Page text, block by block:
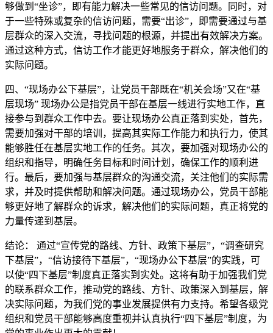
够做到“坐诊”，即有能力解决一些常见的信访问题。同时，对
于一些特殊或复杂的信访问题，需要“出诊”，即需要通过与基
层群众的深入交流，寻找问题的根源，并提出有效解决方案。
通过这种方式，信访工作才能更好地服务于群众，解决他们的
实际问题。
四、“现场办公下基层”，让党员干部既在“机关会场”又在“基
层现场” 现场办公是指党员干部在基层一线进行实地工作，直
接参与到群众工作中去。要让现场办公真正落到实处，首先，
需要加强对干部的培训，提高其实际工作能力和执行力，使其
能够胜任在基层实地工作的任务。其次，要加强对现场办公的
组织和指导，明确任务目标和时间计划，确保工作的顺利进
行。最后，要加强与基层群众的沟通交流，关注他们的实际需
求，并及时提供帮助和解决问题。通过现场办公，党员干部能
够更好地了解群众的诉求，解决他们的实际问题，真正将党的
力量传递到基层。
结论： 通过“宣传党的路线、方针、政策下基层”，“调查研究
下基层”，“信访接待下基层”，“现场办公下基层”的实践，可
以使“四下基层”制度真正落实到实处。这将有助于加强我们党
的联系群众工作，推动党的路线、方针、政策深入到基层，解
决实际问题，为我们党的事业发展提供有力支持。希望各级党
组织和党员干部能够高度重视并认真执行“四下基层”制度，为